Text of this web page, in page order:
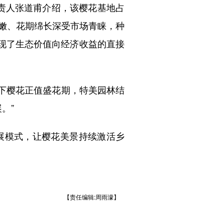
张道甫介绍，该樱花基地占
、花期绵长深受市场青睐，种
了生态价值向经济收益的直接
花正值盛花期，特美园林结
”
式，让樱花美景持续激活乡
【责任编辑:周雨濛】